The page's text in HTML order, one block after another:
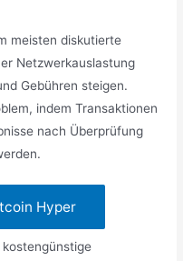
meisten diskutierte
Netzwerkauslastung
Gebühren steigen.
indem Transaktionen
nach Überprüfung
Hyper